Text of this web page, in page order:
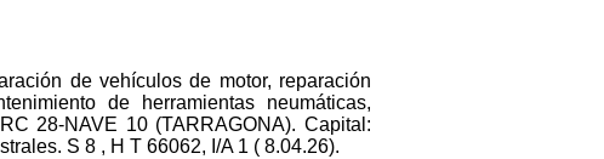
de vehículos de motor, reparación
de herramientas neumáticas,
28-NAVE 10 (TARRAGONA). Capital:
S 8 , H T 66062, I/A 1 ( 8.04.26).